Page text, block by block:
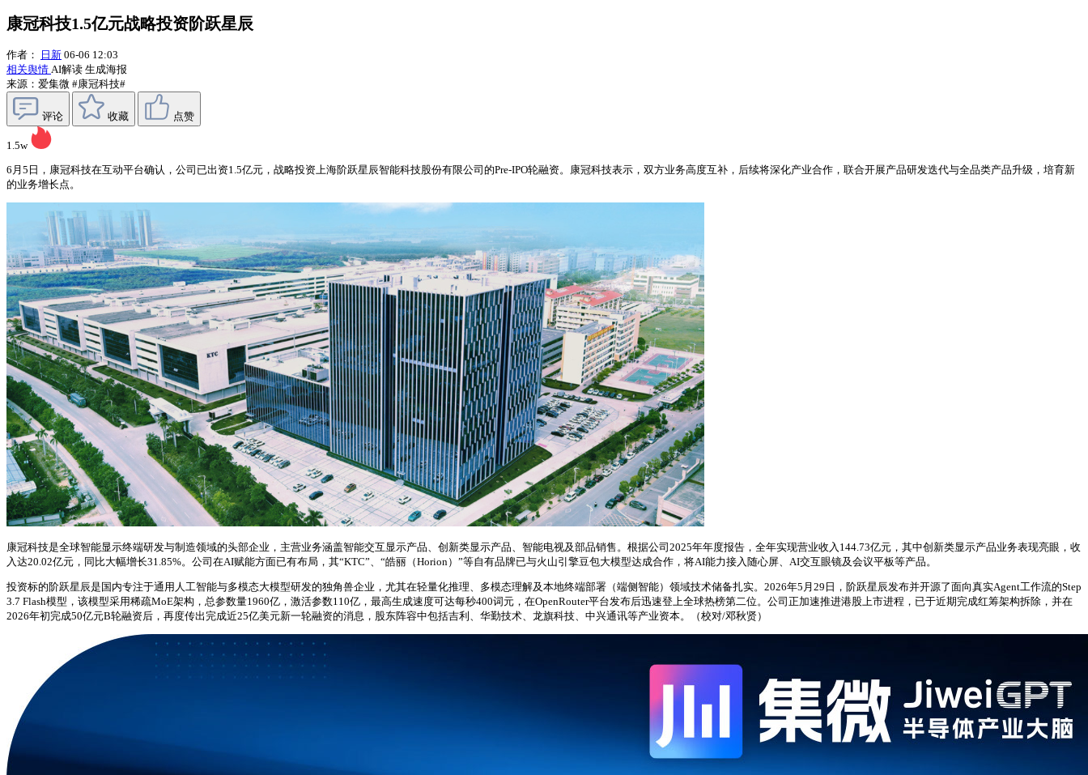
康冠科技1.5亿元战略投资阶跃星辰
作者： 日新 06-06 12:03
相关舆情 AI解读 生成海报
来源：爱集微 #康冠科技#
评论 收藏 点赞
1.5w
6月5日，康冠科技在互动平台确认，公司已出资1.5亿元，战略投资上海阶跃星辰智能科技股份有限公司的Pre-IPO轮融资。康冠科技表示，双方业务高度互补，后续将深化产业合作，联合开展产品研发迭代与全品类产品升级，培育新
的业务增长点。
康冠科技是全球智能显示终端研发与制造领域的头部企业，主营业务涵盖智能交互显示产品、创新类显示产品、智能电视及部品销售。根据公司2025年年度报告，全年实现营业收入144.73亿元，其中创新类显示产品业务表现亮眼，收
入达20.02亿元，同比大幅增长31.85%。公司在AI赋能方面已有布局，其“KTC”、“皓丽（Horion）”等自有品牌已与火山引擎豆包大模型达成合作，将AI能力接入随心屏、AI交互眼镜及会议平板等产品。
投资标的阶跃星辰是国内专注于通用人工智能与多模态大模型研发的独角兽企业，尤其在轻量化推理、多模态理解及本地终端部署（端侧智能）领域技术储备扎实。2026年5月29日，阶跃星辰发布并开源了面向真实Agent工作流的Step
3.7 Flash模型，该模型采用稀疏MoE架构，总参数量1960亿，激活参数110亿，最高生成速度可达每秒400词元，在OpenRouter平台发布后迅速登上全球热榜第二位。公司正加速推进港股上市进程，已于近期完成红筹架构拆除，并在
2026年初完成50亿元B轮融资后，再度传出完成近25亿美元新一轮融资的消息，股东阵容中包括吉利、华勤技术、龙旗科技、中兴通讯等产业资本。（校对/邓秋贤）